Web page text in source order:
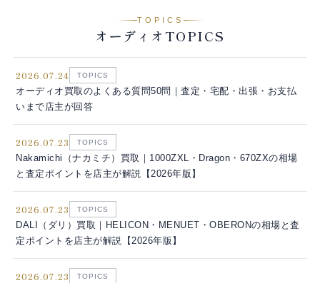
TOPICS
オーディオTOPICS
2026.07.24 TOPICS
オーディオ買取のよくある質問50問｜査定・宅配・出張・お支払
いまで店主が回答
2026.07.23 TOPICS
Nakamichi（ナカミチ）買取｜1000ZXL・Dragon・670ZXの相場
と査定ポイントを店主が解説【2026年版】
2026.07.23 TOPICS
DALI（ダリ）買取｜HELICON・MENUET・OBERONの相場と査
定ポイントを店主が解説【2026年版】
2026.07.23 TOPICS